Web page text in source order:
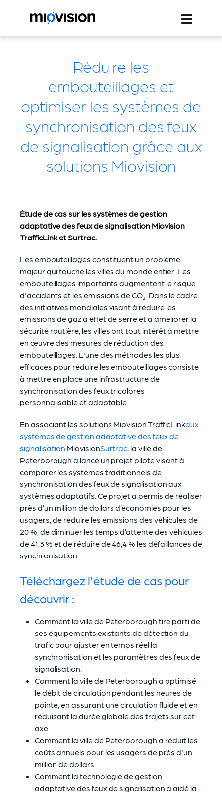
Réduire les
embouteillages et
optimiser les systèmes de
synchronisation des feux
de signalisation grâce aux
solutions Miovision
Étude de cas sur les systèmes de gestion
adaptative des feux de signalisation Miovision
TrafficLink et Surtrac.
Les embouteillages constituent un problème
majeur qui touche les villes du monde entier. Les
embouteillages importants augmentent le risque
d'accidents et les émissions de CO₂. Dans le cadre
des initiatives mondiales visant à réduire les
émissions de gaz à effet de serre et à améliorer la
sécurité routière, les villes ont tout intérêt à mettre
en œuvre des mesures de réduction des
embouteillages. L'une des méthodes les plus
efficaces pour réduire les embouteillages consiste
à mettre en place une infrastructure de
synchronisation des feux tricolores
personnalisable et adaptable.
En associant les solutions Miovision TrafficLinkaux
systèmes de gestion adaptative des feux de
signalisation MiovisionSurtrac, la ville de
Peterborough a lancé un projet pilote visant à
comparer les systèmes traditionnels de
synchronisation des feux de signalisation aux
systèmes adaptatifs. Ce projet a permis de réaliser
près d’un million de dollars d’économies pour les
usagers, de réduire les émissions des véhicules de
20 %, de diminuer les temps d’attente des véhicules
de 41,3 % et de réduire de 46,4 % les défaillances de
synchronisation.
Téléchargez l'étude de cas pour
découvrir :
Comment la ville de Peterborough tire parti de
ses équipements existants de détection du
trafic pour ajuster en temps réel la
synchronisation et les paramètres des feux de
signalisation.
Comment la ville de Peterborough a optimisé
le débit de circulation pendant les heures de
pointe, en assurant une circulation fluide et en
réduisant la durée globale des trajets sur cet
axe.
Comment la ville de Peterborough a réduit les
coûts annuels pour les usagers de près d'un
million de dollars.
Comment la technologie de gestion
adaptative des feux de signalisation a aidé la